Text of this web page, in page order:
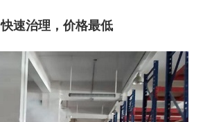
快速治理，价格最低